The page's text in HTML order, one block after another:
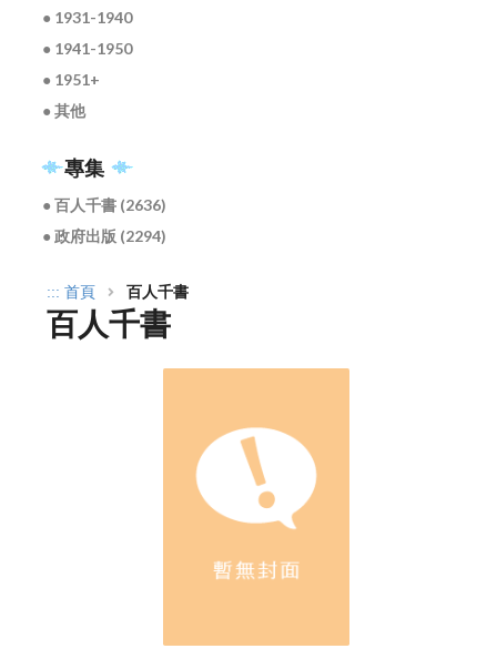
● 1931-1940
● 1941-1950
● 1951+
● 其他
專集
● 百人千書 (2636)
● 政府出版 (2294)
::: 首頁 百人千書
百人千書